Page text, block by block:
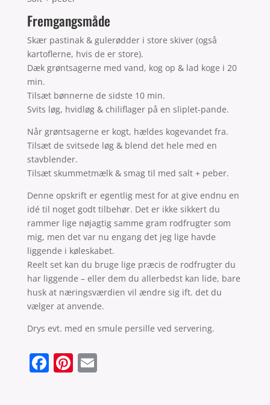
Fremgangsmåde
Skær pastinak & gulerødder i store skiver (også
kartoflerne, hvis de er store).
Dæk grøntsagerne med vand, kog op & lad koge i 20
min.
Tilsæt bønnerne de sidste 10 min.
Svits løg, hvidløg & chiliflager på en sliplet-pande.
Når grøntsagerne er kogt, hældes kogevandet fra.
Tilsæt de svitsede løg & blend det hele med en
stavblender.
Tilsæt skummetmælk & smag til med salt + peber.
Denne opskrift er egentlig mest for at give endnu en
idé til noget godt tilbehør. Det er ikke sikkert du
rammer lige nøjagtig samme gram rodfrugter som
mig, men det var nu engang det jeg lige havde
liggende i køleskabet.
Reelt set kan du bruge lige præcis de rodfrugter du
har liggende – eller dem du allerbedst kan lide, bare
husk at næringsværdien vil ændre sig ift. det du
vælger at anvende.
Drys evt. med en smule persille ved servering.
F Pi E